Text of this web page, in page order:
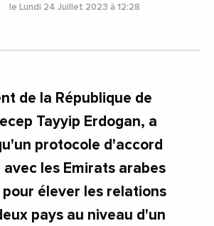
le Lundi 24 Juillet 2023 à 12:28
de la République de
Tayyip Erdogan, a
protocole d'accord
avec les Emirats arabes
pour élever les relations
pays au niveau d'un